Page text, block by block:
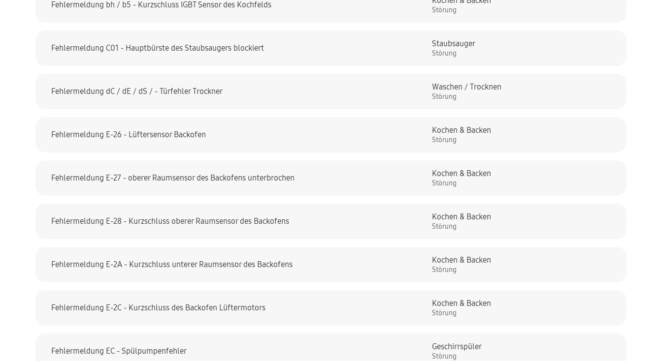
Fehlermeldung bh / b5 - Kurzschluss IGBT Sensor des Kochfelds
Störung
Fehlermeldung C01 - Hauptbürste des Staubsaugers blockiert Staubsauger
Störung
Fehlermeldung dC / dE / dS / - Türfehler Trockner Waschen / Trocknen
Störung
Fehlermeldung E-26 - Lüftersensor Backofen Kochen & Backen
Störung
Fehlermeldung E-27 - oberer Raumsensor des Backofens unterbrochen Kochen & Backen
Störung
Fehlermeldung E-28 - Kurzschluss oberer Raumsensor des Backofens Kochen & Backen
Störung
Fehlermeldung E-2A - Kurzschluss unterer Raumsensor des Backofens Kochen & Backen
Störung
Fehlermeldung E-2C - Kurzschluss des Backofen Lüftermotors Kochen & Backen
Störung
Fehlermeldung EC - Spülpumpenfehler Geschirrspüler
Störung